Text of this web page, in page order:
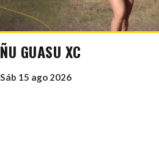
ÑU GUASU XC
Sáb 15 ago 2026